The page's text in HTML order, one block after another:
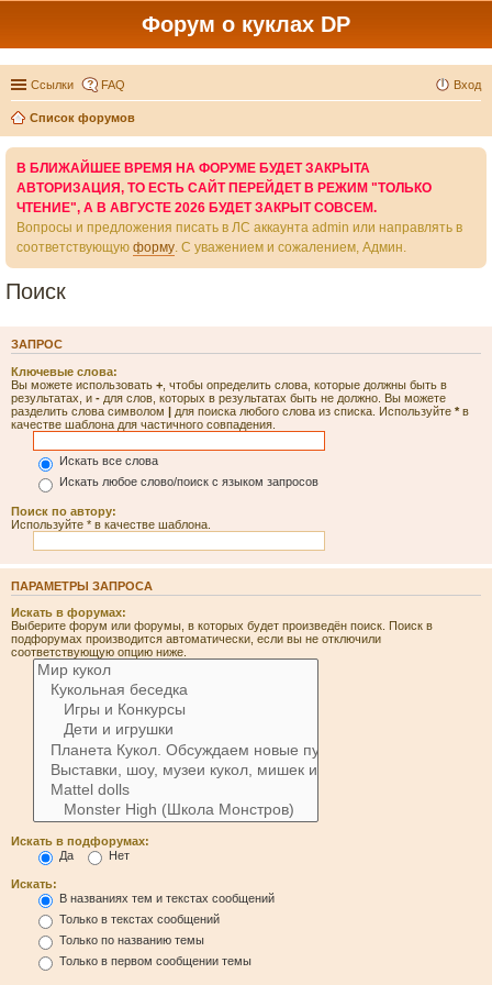
Форум о куклах DP
Ссылки FAQ Вход
Список форумов
В БЛИЖАЙШЕЕ ВРЕМЯ НА ФОРУМЕ БУДЕТ ЗАКРЫТА
АВТОРИЗАЦИЯ, ТО ЕСТЬ САЙТ ПЕРЕЙДЕТ В РЕЖИМ "ТОЛЬКО
ЧТЕНИЕ", А В АВГУСТЕ 2026 БУДЕТ ЗАКРЫТ СОВСЕМ.
Вопросы и предложения писать в ЛС аккаунта admin или направлять в
соответствующую форму. С уважением и сожалением, Админ.
Поиск
ЗАПРОС
Ключевые слова:
Вы можете использовать + , чтобы определить слова, которые должны быть в
результатах, и - для слов, которых в результатах быть не должно. Вы можете
разделить слова символом | для поиска любого слова из списка. Используйте *в
качестве шаблона для частичного совпадения.
Искать все слова
Искать любое слово/поиск с языком запросов
Поиск по автору:
Используйте * в качестве шаблона.
ПАРАМЕТРЫ ЗАПРОСА
Искать в форумах:
Выберите форум или форумы, в которых будет произведён поиск. Поиск в
подфорумах производится автоматически, если вы не отключили
соответствующую опцию ниже.
Искать в подфорумах:
Да
Нет
Искать:
В названиях тем и текстах сообщений
Только в текстах сообщений
Только по названию темы
Только в первом сообщении темы